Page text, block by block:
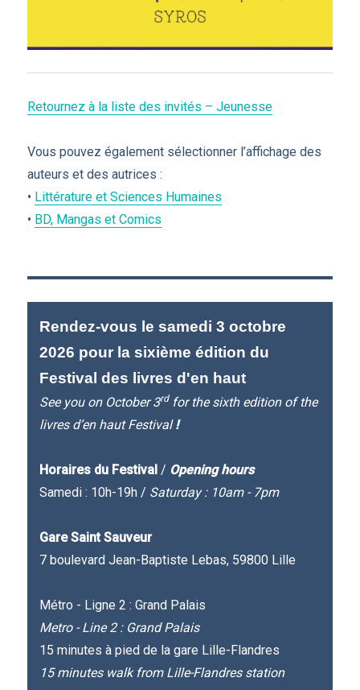
Retournez à la liste des invités – Jeunesse
Vous pouvez également sélectionner l’affichage des
auteurs et des autrices :
• Littérature et Sciences Humaines
• BD, Mangas et Comics
Rendez-vous le samedi 3 octobre
2026 pour la sixième édition du
Festival des livres d'en haut
See you on October 3rdfor the sixth edition of the
livres d’en haut Festival!
Horaires du Festival / Opening hours
Samedi : 10h-19h / Saturday : 10am - 7pm
Gare Saint Sauveur
7 boulevard Jean-Baptiste Lebas, 59800 Lille
Métro - Ligne 2 : Grand Palais
Metro - Line 2 : Grand Palais
15 minutes à pied de la gare Lille-Flandres
15 minutes walk from Lille-Flandres station